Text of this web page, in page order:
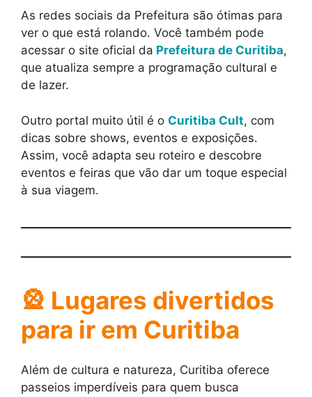
As redes sociais da Prefeitura são ótimas para
ver o que está rolando. Você também pode
acessar o site oficial da Prefeitura de Curitiba,
que atualiza sempre a programação cultural e
de lazer.
Outro portal muito útil é o Curitiba Cult, com
dicas sobre shows, eventos e exposições.
Assim, você adapta seu roteiro e descobre
eventos e feiras que vão dar um toque especial
à sua viagem.
🎡 Lugares divertidos
para ir em Curitiba
Além de cultura e natureza, Curitiba oferece
passeios imperdíveis para quem busca